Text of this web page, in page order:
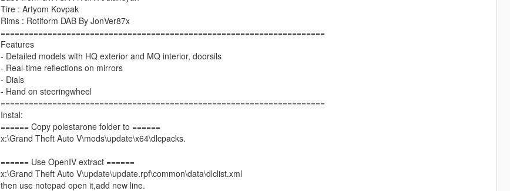
Tire : Artyom Kovpak
Rims : Rotiform DAB By JonVer87x
=====================================================================
Features
- Detailed models with HQ exterior and MQ interior, doorsils
- Real-time reflections on mirrors
- Dials
- Hand on steeringwheel
=====================================================================
Instal:
====== Copy polestarone folder to ======
x:\Grand Theft Auto V\mods\update\x64\dlcpacks.
====== Use OpenIV extract ======
x:\Grand Theft Auto V\update\update.rpf\common\data\dlclist.xml
then use notepad open it,add new line.